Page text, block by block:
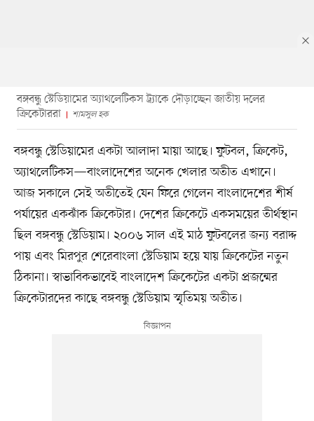
বঙ্গবন্ধু স্টেডিয়ামের অ্যাথলেটিকস ট্র্যাকে দৌড়াচ্ছেন জাতীয় দলের
ক্রিকেটাররা
শামসুল হক
বঙ্গবন্ধু স্টেডিয়ামের একটা আলাদা মায়া আছে। ফুটবল, ক্রিকেট,
অ্যাথলেটিকস—বাংলাদেশের অনেক খেলার অতীত এখানে।
আজ সকালে সেই অতীতেই যেন ফিরে গেলেন বাংলাদেশের শীর্ষ
পর্যায়ের একঝাঁক ক্রিকেটার। দেশের ক্রিকেটে একসময়ের তীর্থস্থান
ছিল বঙ্গবন্ধু স্টেডিয়াম। ২০০৬ সাল এই মাঠ ফুটবলের জন্য বরাদ্দ
পায় এবং মিরপুর শেরেবাংলা স্টেডিয়াম হয়ে যায় ক্রিকেটের নতুন
ঠিকানা। স্বাভাবিকভাবেই বাংলাদেশ ক্রিকেটের একটা প্রজন্মের
ক্রিকেটারদের কাছে বঙ্গবন্ধু স্টেডিয়াম স্মৃতিময় অতীত।